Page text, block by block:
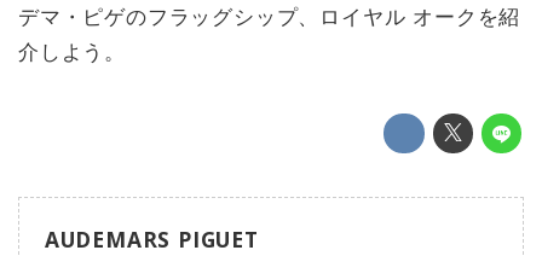
デマ・ピゲのフラッグシップ、ロイヤル オークを紹
介しよう。
AUDEMARS PIGUET